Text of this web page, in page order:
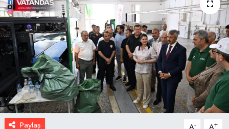
Paylaş A- A+